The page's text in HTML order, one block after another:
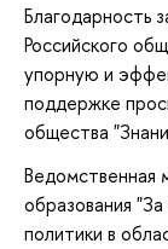
Благодарность
Российского
упорную и
поддержке
общества
Ведомственная
образования
политики в